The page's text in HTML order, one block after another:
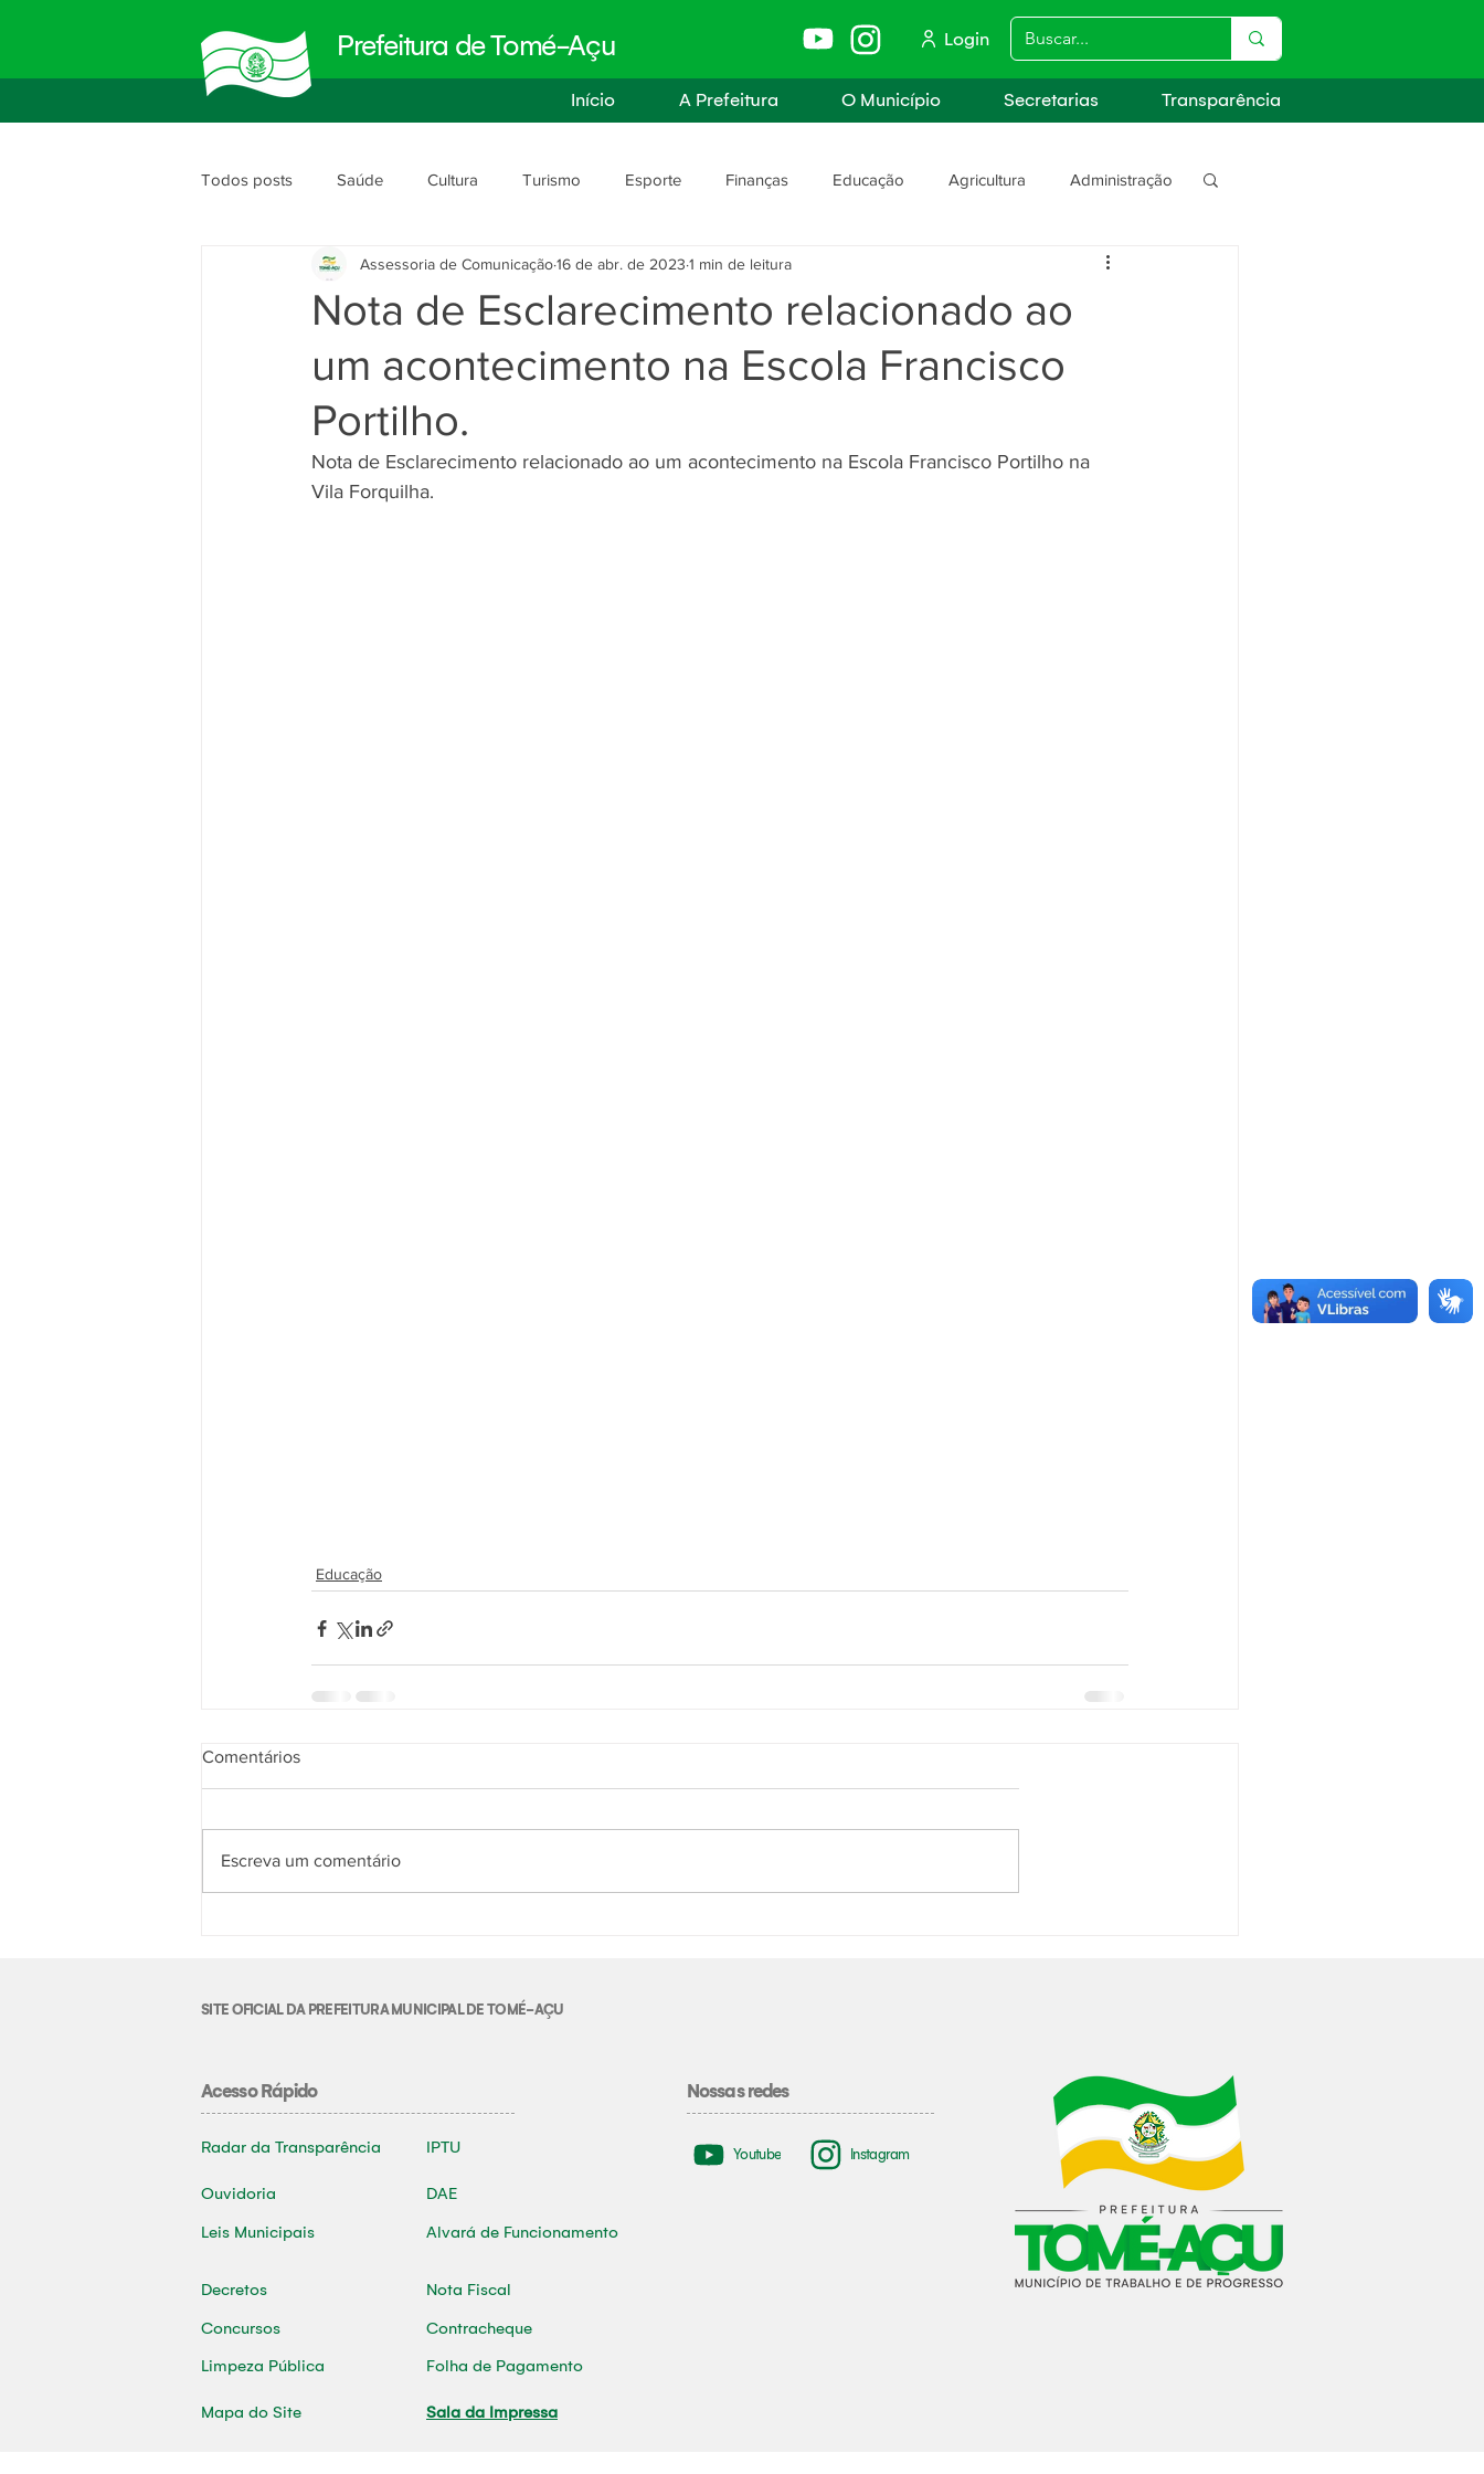
Prefeitura de Tomé-Açu Login
Início A Prefeitura O Município Secretarias Transparência
Todos posts Saúde Cultura Turismo Esporte Finanças Educação Agricultura Administração
Meio Ambiente Obras e Urbanismo Assistência Social e Trabalho
Planejamento e Gestão segurança Segurança Pública
Nota de Esclarecimento relacionado ao
um acontecimento na Escola Francisco
Portilho.
Assessoria de Comunicação16 de abr. de 2023 1 min de leitura
Nota de Esclarecimento relacionado ao um acontecimento na Escola Francisco Portilho na
Vila Forquilha.
Educação
Comentários
Escreva um comentário
SITE OFICIAL DA PREFEITURA MUNICIPAL DE TOMÉ-AÇU
Acesso Rápido
Radar da Transparência
Ouvidoria
Leis Municipais
Decretos
Concursos
Limpeza Pública
Mapa do Site
IPTU
DAE
Alvará de Funcionamento
Nota Fiscal
Contracheque
Folha de Pagamento
Sala da Impressa
Nossas redes
Youtube Instagram